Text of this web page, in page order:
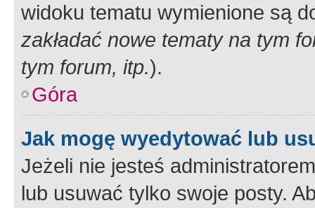
widoku tematu wymienione są
zakładać nowe tematy na tym
tym forum, itp.).
Góra
Jak mogę wyedytować lub
Jeżeli nie jesteś
lub usuwać tylko swoje posty.